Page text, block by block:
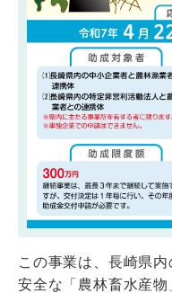
この事業は、長崎県
安全な「農林畜水産